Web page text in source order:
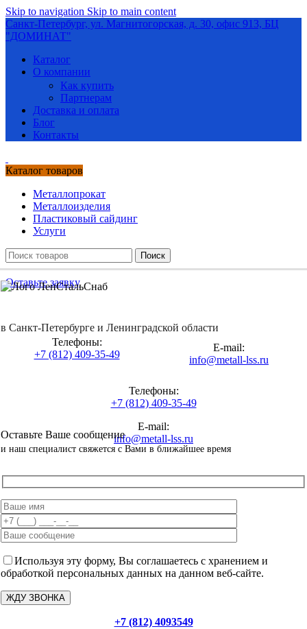
Skip to navigation Skip to main content
Санкт-Петербург, ул. Магнитогорская, д. 30, офис 913, БЦ
"ДОМИНАТ"
Каталог
О компании
Как купить
Партнерам
Доставка и оплата
Блог
Контакты
Каталог товаров
Металлопрокат
Металлоизделия
Пластиковый сайдинг
Услуги
Поиск
Оставьте заявку
в Санкт-Петербурге и Ленинградской области
Телефоны:
+7 (812) 409-35-49
E-mail:
info@metall-lss.ru
Телефоны:
+7 (812) 409-35-49
E-mail:
info@metall-lss.ru
Оставьте Ваше сообщение
и наш специалист свяжется с Вами в ближайшее время
Используя эту форму, Вы соглашаетесь с хранением и
обработкой персональных данных на данном веб-сайте.
+7 (812) 4093549